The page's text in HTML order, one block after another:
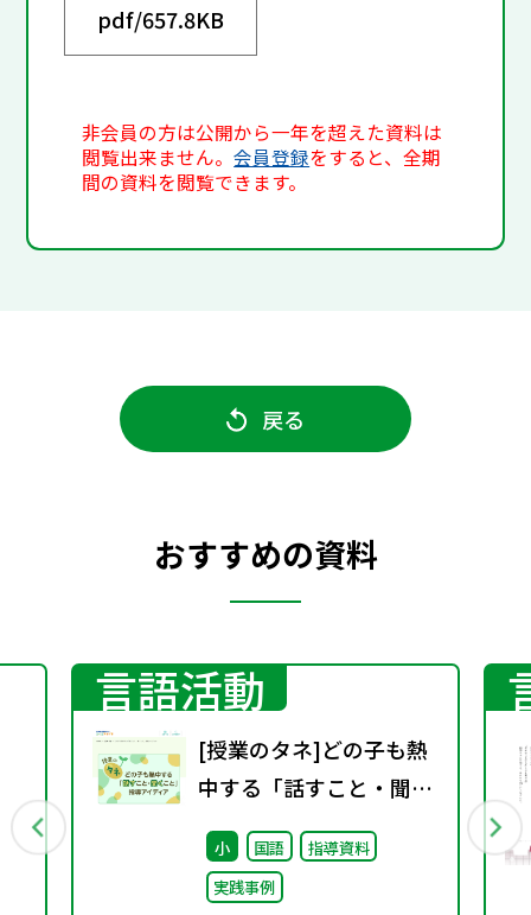
pdf/657.8KB
非会員の方は公開から一年を超えた資料は
閲覧出来ません。会員登録をすると、全期
間の資料を閲覧できます。
戻る
おすすめの資料
言語活動
[授業のタネ]どの子も熱
中する「話すこと・聞く
こと」指導アイディア
小 国語
指導資料
実践事例